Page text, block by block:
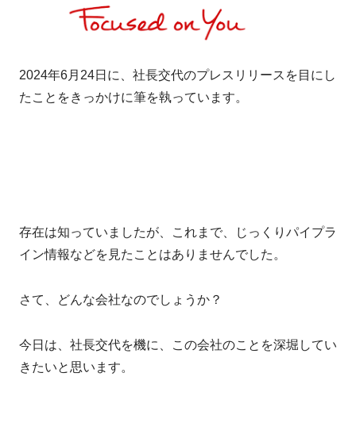
2024年6月24日に、社長交代のプレスリリースを目にし
たことをきっかけに筆を執っています。
存在は知っていましたが、これまで、じっくりパイプラ
イン情報などを見たことはありませんでした。
さて、どんな会社なのでしょうか？
今日は、社長交代を機に、この会社のことを深堀してい
きたいと思います。